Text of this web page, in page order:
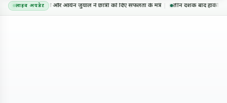
लाइव अपडेट
आगाज़, समीर रिजवी और आर्यन जुयाल ने छात्रों को दिए सफलता के मंत्र तीन दशक बाद हॉकी